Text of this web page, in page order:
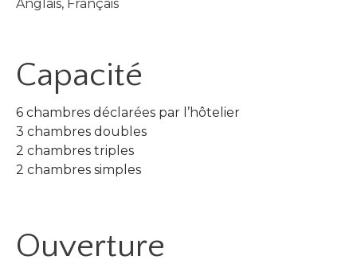
Anglais, Français
Capacité
6 chambres déclarées par l’hôtelier
3 chambres doubles
2 chambres triples
2 chambres simples
Ouverture